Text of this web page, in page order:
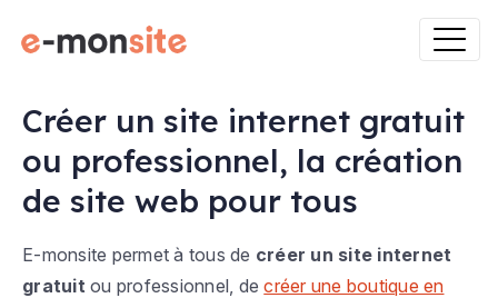
Créer un site internet gratuit
ou professionnel, la création
de site web pour tous
E-monsite permet à tous de créer un site internet
gratuit ou professionnel, decréer une boutique en